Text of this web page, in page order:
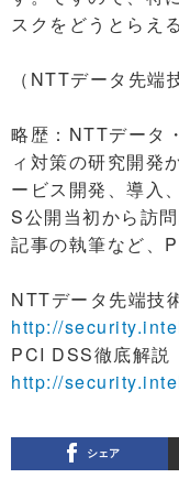
スクをどうとらえ
（NTTデータ先
略歴：NTTデータ
ィ対策の研究開発
ービス開発、導入
S公開当初から訪
記事の執筆など、
NTTデータ先端技
http://
PCI DSS徹底解説
http://
シェア